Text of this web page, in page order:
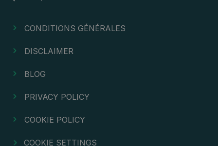
CONDITIONS GÉNÉRALES
DISCLAIMER
BLOG
PRIVACY POLICY
COOKIE POLICY
COOKIE SETTINGS